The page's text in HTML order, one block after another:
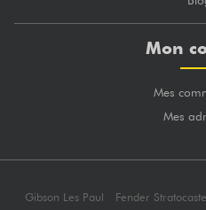
Mon
Mes
Mes
Gibson Les Paul Fender